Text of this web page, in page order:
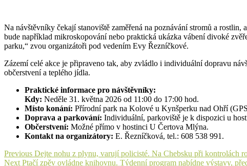
Na návštěvníky čekají stanoviště zaměřená na poznávání stromů a
bude například mikroskopování nebo praktická ukázka vábení divoké
parku,“ zvou organizátoři pod vedením Evy Řezníčkové.
Zázemí celé akce je připraveno tak, aby zvládlo i individuální dopravu
občerstvení a teplého jídla.
Praktické informace pro návštěvníky:
Kdy: Neděle 31. května 2026 od 11:00 do 17:00 hod.
Místo konání: Přírodní park na Kolové u Kynšperku nad Ohří
Doprava a parkování: Individuální, parkoviště je k dispozici u
Občerstvení: Možné přímo v hostinci U Čertova Mlýna.
Kontakt na organizátory: E. Řezníčková, tel.: 608 538 991.
Navigace
Previous Previous
post:
Dejte nohu z plynu, varují policisté. Na Chebsku při kontrolách
Next Next
Ptačí zpěv ovládne knihovnu. Týdenní program nabídne výstavy,